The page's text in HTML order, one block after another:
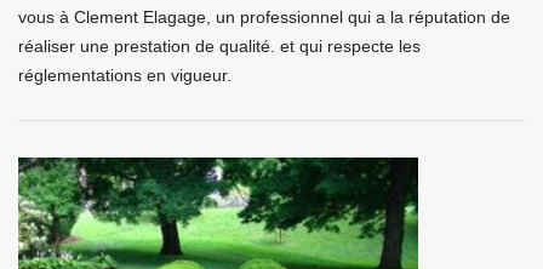
vous à Clement Elagage, un professionnel qui a la réputation de
réaliser une prestation de qualité. et qui respecte les
réglementations en vigueur.